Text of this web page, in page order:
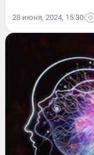
28 июня, 2024, 15:30